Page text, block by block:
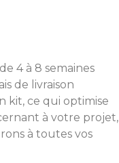
4 à 8 semaines
de livraison
kit, ce qui optimise
à votre projet,
à toutes vos